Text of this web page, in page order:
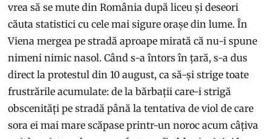
vrea să se mute din România după liceu și deseori
căuta statistici cu cele mai sigure orașe din lume. În
Viena mergea pe stradă aproape mirată că nu-i spune
nimeni nimic nasol. Când s-a întors în țară, s-a dus
direct la protestul din 10 august, ca să-și strige toate
frustrările acumulate: de la bărbații care-i strigă
obscenități pe stradă până la tentativa de viol de care
sora ei mai mare scăpase printr-un noroc acum câțiva